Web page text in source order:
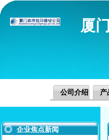
厦
公司介绍 产
企业焦点新闻